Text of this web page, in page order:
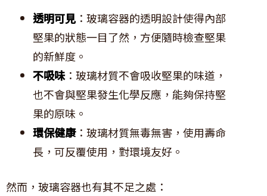
透明可見：玻璃容器的透明設計使得內部
堅果的狀態一目了然，方便隨時檢查堅果
的新鮮度。
不吸味：玻璃材質不會吸收堅果的味道，
也不會與堅果發生化學反應，能夠保持堅
果的原味。
環保健康：玻璃材質無毒無害，使用壽命
長，可反覆使用，對環境友好。
然而，玻璃容器也有其不足之處：